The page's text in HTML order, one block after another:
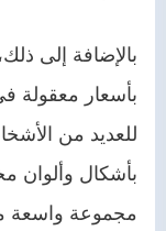
بالإضافة إلى
بأسعار معقولة
للعديد من
بأشكال وألوان
مجموعة واسعة من